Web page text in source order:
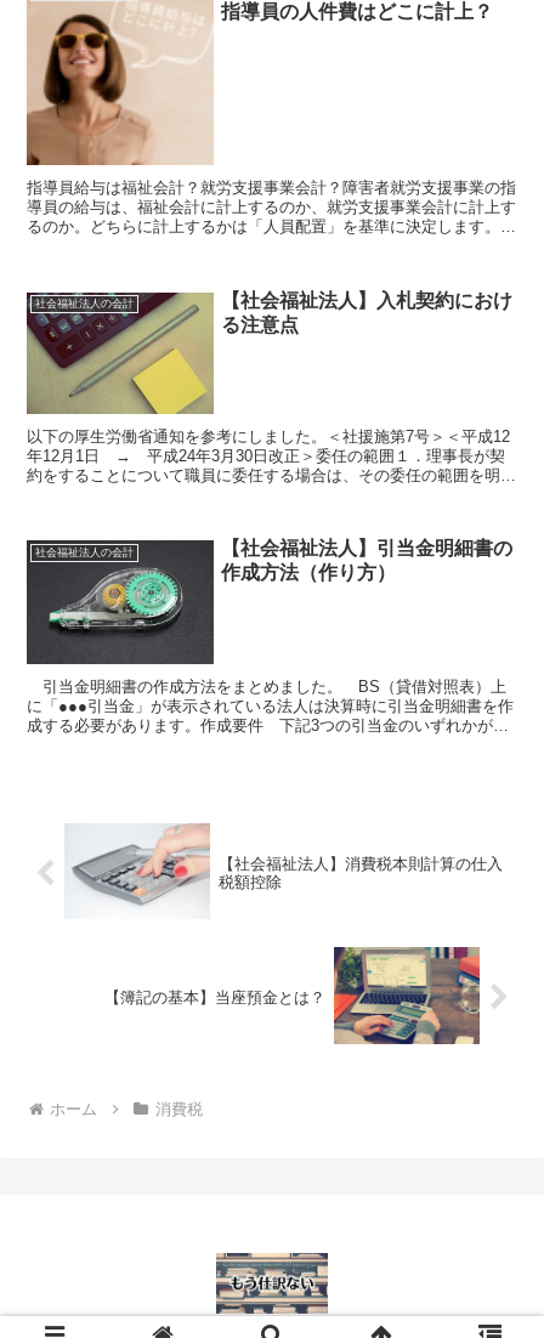
指導員の人件費はどこに計上？
指導員給与は福祉会計？就労支援事業会計？障害者就労支援事業の指
導員の給与は、福祉会計に計上するのか、就労支援事業会計に計上す
るのか。どちらに計上するかは「人員配置」を基準に決定します。福
社会福祉法人の会計
【社会福祉法人】入札契約におけ
る注意点
以下の厚生労働省通知を参考にしました。＜社援施第7号＞＜平成12
年12月1日 → 平成24年3月30日改正＞委任の範囲１．理事長が契
約をすることについて職員に委任する場合は、その委任の範囲を明確
社会福祉法人の会計
【社会福祉法人】引当金明細書の
作成方法（作り方）
引当金明細書の作成方法をまとめました。 BS（貸借対照表）上
に「●●●引当金」が表示されている法人は決算時に引当金明細書を作
成する必要があります。作成要件 下記3つの引当金のいずれかがBS
【社会福祉法人】消費税本則計算の仕入
税額控除
【簿記の基本】当座預金とは？
ホーム 消費税